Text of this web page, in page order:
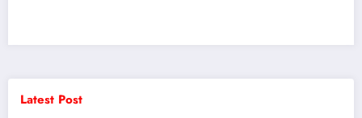
Latest Post